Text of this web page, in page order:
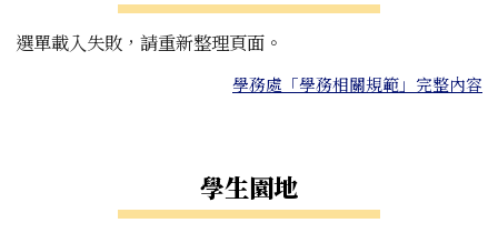
選單載入失敗，請重新整理頁面。
學務處「學務相關規範」完整內容
學生園地